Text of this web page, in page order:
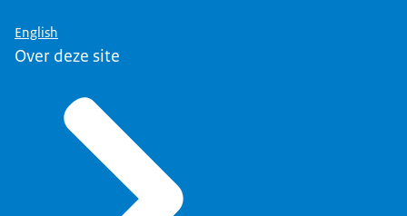
English
Over deze site